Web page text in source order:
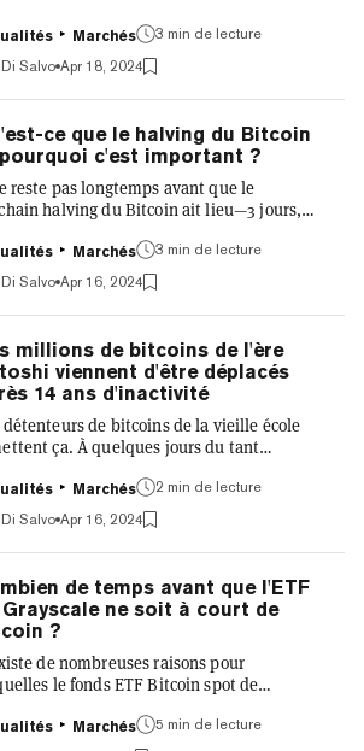
de la société d'investissement
Gautam Chhugani et
Sapra, ont déclaré que les mineurs
désormais avec les centres de
d'IA dans des endroits comme le
Les mineurs de Bitcoin sont en grande
des opérations centralisées qui créent
pièces numériques. Pour ce faire,
un rappo...
Marchés
3 min de lecture
Di Salvo Apr 18, 2024
ce que le halving du Bitcoin
c'est important ?
reste pas longtemps avant que le
halving du Bitcoin ait lieu—3 jours,
du Bitcoin. À moins que vous ne
de près le Bitcoin depuis ses débuts,
pourriez être confus quant à ce qui se
exactement. L'halving de cette année
d'au moins un point de vue—plus
en parlent que lors des événements
Sans entrer dans les détails
voici ce que vous devez savoir.
ce que le halv...
Marchés
3 min de lecture
Di Salvo Apr 16, 2024
millions de bitcoins de l'ère
viennent d'être déplacés
14 ans d'inactivité
détenteurs de bitcoins de la vieille école
ça. À quelques jours du tant
une partie de la crypto-monnaie
à l'époque où le pseudo-créateur
Nakamoto était encore actif a
déplacé sa réserve pour la
fois après 14 ans. Les données
que le portefeuille a déplacé 50 BTC,
aujourd'hui 3,2 millions de dollars.
grande partie de cette somme a été
vers une adresse Coinbase. Les...
Marchés
2 min de lecture
Di Salvo Apr 16, 2024
de temps avant que l'ETF
Grayscale ne soit à court de
?
de nombreuses raisons pour
le fonds ETF Bitcoin spot de
se précipitent vers la sortie,
Marchés
5 min de lecture